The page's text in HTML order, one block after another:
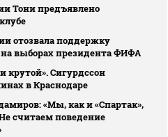
Тони предъявлено
отозвала поддержку
выборах президента ФИФА
крутой». Сигурдссон
в Краснодаре
«Мы, как и «Спартак»,
считаем поведение